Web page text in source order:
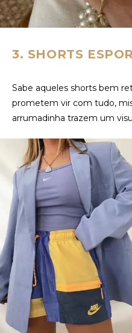
3. SHORTS
Sabe aqueles shorts bem
prometem vir com tudo,
arrumadinha trazem um